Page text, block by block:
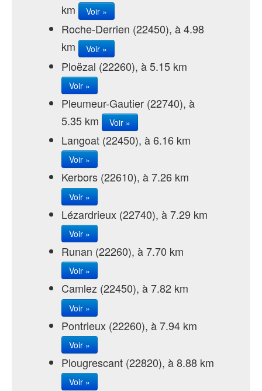
km
Voir »
Roche-Derrien (22450), à 4.98
km
Voir »
Ploëzal (22260), à 5.15 km
Voir »
Pleumeur-Gautier (22740), à
5.35 km
Voir »
Langoat (22450), à 6.16 km
Voir »
Kerbors (22610), à 7.26 km
Voir »
Lézardrieux (22740), à 7.29 km
Voir »
Runan (22260), à 7.70 km
Voir »
Camlez (22450), à 7.82 km
Voir »
Pontrieux (22260), à 7.94 km
Voir »
Plougrescant (22820), à 8.88 km
Voir »